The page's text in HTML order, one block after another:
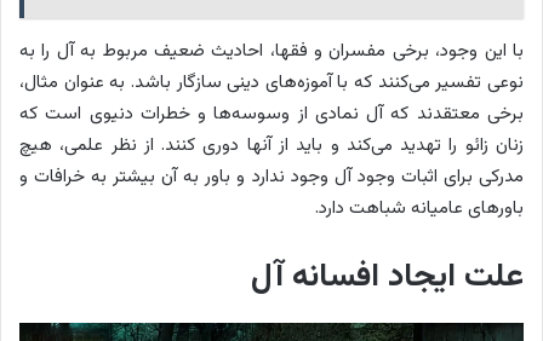
با این وجود، برخی مفسران و فقها، احادیث ضعیف مربوط به آل را به
نوعی تفسیر می‌کنند که با آموزه‌های دینی سازگار باشد. به عنوان مثال،
برخی معتقدند که آل نمادی از وسوسه‌ها و خطرات دنیوی است که
زنان زائو را تهدید می‌کند و باید از آنها دوری کنند. از نظر علمی، هیچ
مدرکی برای اثبات وجود آل وجود ندارد و باور به آن بیشتر به خرافات و
باورهای عامیانه شباهت دارد.
علت ایجاد افسانه آل